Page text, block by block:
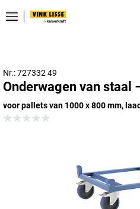
Nr.: 727332 49
Onderwagen van staal
voor pallets van 1000 x 800 mm,